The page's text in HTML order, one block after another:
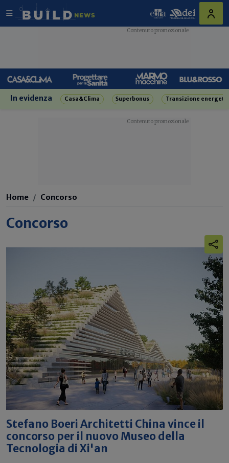
In evidenza Casa&Clima Superbonus Transizione
Home Concorso
Concorso
Stefano Boeri Architetti China vince il
concorso per il nuovo Museo della
Tecnologia di Xi'an